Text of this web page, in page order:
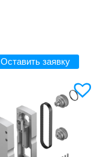
Оставить заявку